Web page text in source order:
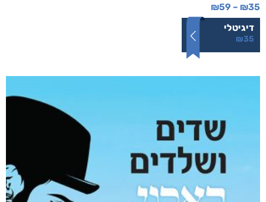
דורג
מתוך 5
₪35
–
₪59
דיגיטלי
₪35